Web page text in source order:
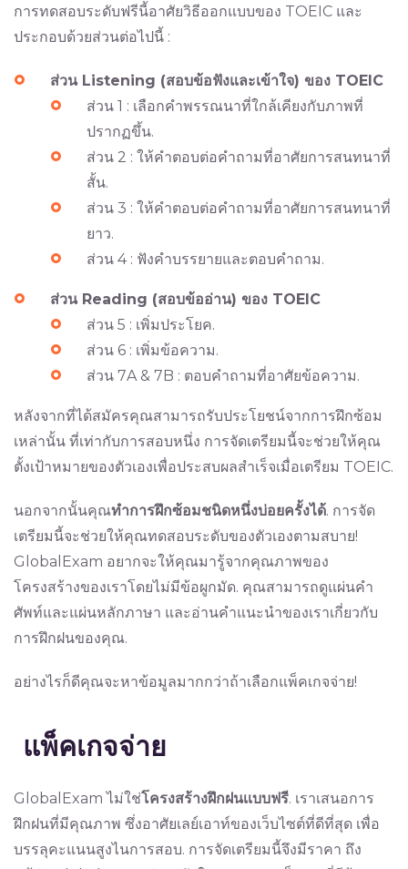
การทดสอบระดับฟรีนี้อาศัยวิธีออกแบบของ TOEIC และ
ประกอบด้วยส่วนต่อไปนี้ :
ส่วน Listening (สอบข้อฟังและเข้าใจ) ของ TOEIC
ส่วน 1 : เลือกคำพรรณนาที่ใกล้เคียงกับภาพที่
ปรากฏขึ้น.
ส่วน 2 : ให้คำตอบต่อคำถามที่อาศัยการสนทนาที่
สั้น.
ส่วน 3 : ให้คำตอบต่อคำถามที่อาศัยการสนทนาที่
ยาว.
ส่วน 4 : ฟังคำบรรยายและตอบคำถาม.
ส่วน Reading (สอบข้ออ่าน) ของ TOEIC
ส่วน 5 : เพิ่มประโยค.
ส่วน 6 : เพิ่ม​ข้อ​ความ​.
ส่วน 7A & 7B : ตอบคำถามที่อาศัย​ข้อ​ความ​.
หลังจากที่ได้สมัครคุณสามารถรับประโยชน์จากการฝึกซ้อม
เหล่านั้น ที่เท่ากับการสอบหนึ่ง การจัดเตรียมนี้จะช่วยให้คุณ
ตั้งเป้าหมายของตัวเองเพื่อประสบผลสำเร็จเมื่อเตรียม TOEIC.
นอกจากนั้นคุณทำการฝึกซ้อมชนิดหนึ่งบ่อยครั้งได้. การจัด
เตรียมนี้จะช่วยให้คุณทดสอบระดับของตัวเองตามสบาย!
GlobalExam อยากจะให้คุณมารู้จากคุณภาพของ
โครงสร้างของเราโดยไม่มีข้อผูกมัด. คุณสามารถดูแผ่นคำ​
ศัพท์และแผ่นหลักภาษา และอ่านคำแนะนำของเราเกี่ยวกับ
การฝึกฝนของคุณ.
อย่างไรก็ดีคุณจะหา​ข้อมูลมากกว่าถ้าเลือกแพ็คเกจจ่าย!
แพ็คเกจจ่าย
GlobalExam ไม่ใช่โครงสร้างฝึกฝนเเบบฟรี. เราเสนอการ
ฝึกฝนที่มีคุณภาพ ซึ่งอาศัยเลย์เอาท์ของเว็บไซต์ที่ดีที่สุด เพื่อ
บรรลุคะแนนสูงไนการสอบ. การจัดเตรียมนี้จึงมีราคา ถึง